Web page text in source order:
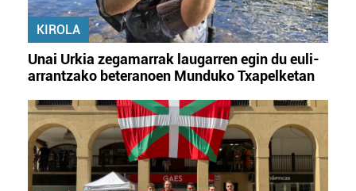
KIROLA
Unai Urkia zegamarrak laugarren egin du euli-
arrantzako beteranoen Munduko Txapelketan